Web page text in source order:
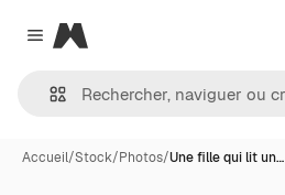
Close menu
Magnific
Accueil/Stock/Photos/Une fille qui lit un…